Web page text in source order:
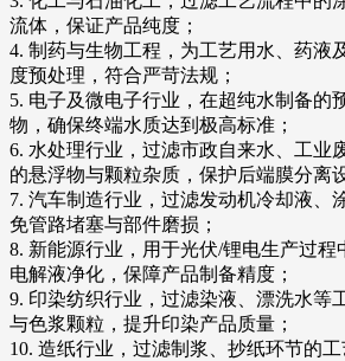
流体，保证产品纯度；
4. 制药与生物工程，为工艺用水、药液
度预处理，符合严苛法规；
5. 电子及微电子行业，在超纯水制备的
物，确保终端水质达到极高标准；
6. 水处理行业，过滤市政自来水、工业
的悬浮物与颗粒杂质，保护后端膜分离
7. 汽车制造行业，过滤发动机冷却液、
免管路堵塞与部件磨损；
8. 新能源行业，用于光伏/锂电生产过程
电解液净化，保障产品制备精度；
9. 印染纺织行业，过滤染液、漂洗水等
与色浆颗粒，提升印染产品质量；
10. 造纸行业，过滤制浆、抄纸环节的